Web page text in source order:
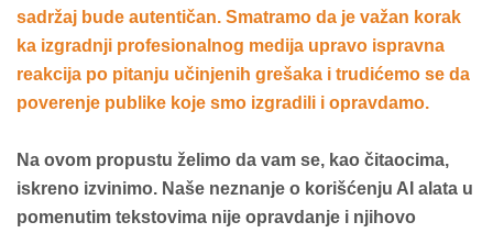
sadržaj bude autentičan. Smatramo da je važan korak
ka izgradnji profesionalnog medija upravo ispravna
reakcija po pitanju učinjenih grešaka i trudićemo se da
poverenje publike koje smo izgradili i opravdamo.
Na ovom propustu želimo da vam se, kao čitaocima,
iskreno izvinimo. Naše neznanje o korišćenju AI alata u
pomenutim tekstovima nije opravdanje i njihovo